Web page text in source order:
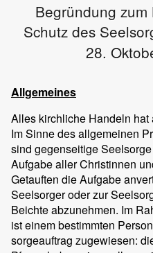
Begründung
Schutz des
28.
Allgemeines
Alles kirchliche Handeln
Im Sinne des allgemeinen
sind gegenseitige
Aufgabe aller Christinnen
Getauften die Aufgabe
Seelsorger oder zur
Beichte abzunehmen. Im
ist einem bestimmten
sorgeauftrag zugewiesen: